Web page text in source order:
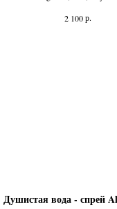
2 100 р.
Душистая вода - спрей